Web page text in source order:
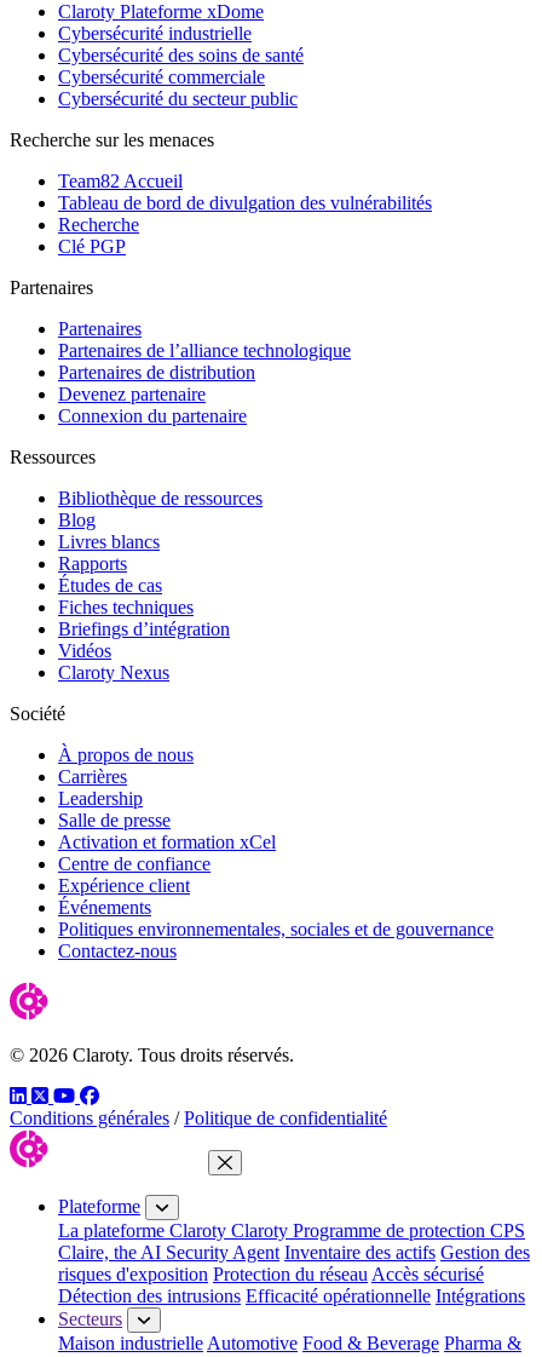
Claroty Plateforme xDome
Cybersécurité industrielle
Cybersécurité des soins de santé
Cybersécurité commerciale
Cybersécurité du secteur public
Recherche sur les menaces
Team82 Accueil
Tableau de bord de divulgation des vulnérabilités
Recherche
Clé PGP
Partenaires
Partenaires
Partenaires de l’alliance technologique
Partenaires de distribution
Devenez partenaire
Connexion du partenaire
Ressources
Bibliothèque de ressources
Blog
Livres blancs
Rapports
Études de cas
Fiches techniques
Briefings d’intégration
Vidéos
Claroty Nexus
Société
À propos de nous
Carrières
Leadership
Salle de presse
Activation et formation xCel
Centre de confiance
Expérience client
Événements
Politiques environnementales, sociales et de gouvernance
Contactez-nous
© 2026 Claroty. Tous droits réservés.
LinkedIn
TwitterYouTube
Facebook
Conditions générales / Politique de confidentialité
Fermer le menu
Plateforme
La plateforme Claroty Claroty Programme de protection CPS
Claire, the AI Security Agent Inventaire des actifs Gestion des
risques d'exposition Protection du réseau Accès sécurisé
Détection des intrusions Efficacité opérationnelle Intégrations
Secteurs
Maison industrielle Automotive Food & Beverage Pharma &